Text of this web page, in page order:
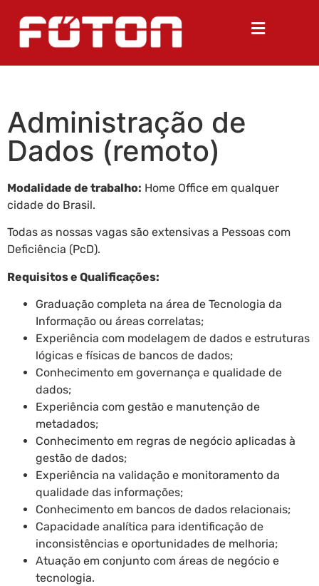
Administração de
Dados (remoto)
Modalidade de trabalho: Home Office em qualquer
cidade do Brasil.
Todas as nossas vagas são extensivas a Pessoas com
Deficiência (PcD).
Requisitos e Qualificações:
Graduação completa na área de Tecnologia da
Informação ou áreas correlatas;
Experiência com modelagem de dados e estruturas
lógicas e físicas de bancos de dados;
Conhecimento em governança e qualidade de
dados;
Experiência com gestão e manutenção de
metadados;
Conhecimento em regras de negócio aplicadas à
gestão de dados;
Experiência na validação e monitoramento da
qualidade das informações;
Conhecimento em bancos de dados relacionais;
Capacidade analítica para identificação de
inconsistências e oportunidades de melhoria;
Atuação em conjunto com áreas de negócio e
tecnologia.